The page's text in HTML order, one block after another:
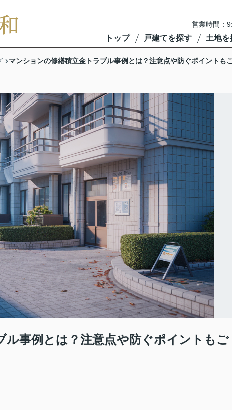
営業時間：
トップ 戸建てを探す 土地を
マンションの修繕積立金トラブル事例とは？注意点や防ぐポイントも
ル事例とは？注意点や防ぐポイントもご